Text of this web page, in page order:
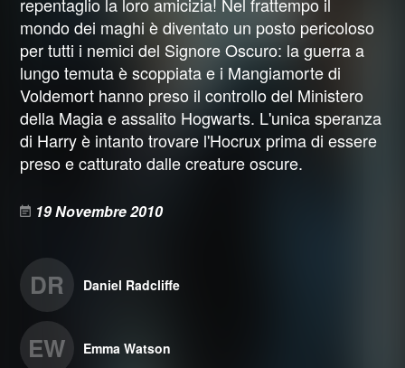
repentaglio la loro amicizia! Nel frattempo il
mondo dei maghi è diventato un posto pericoloso
per tutti i nemici del Signore Oscuro: la guerra a
lungo temuta è scoppiata e i Mangiamorte di
Voldemort hanno preso il controllo del Ministero
della Magia e assalito Hogwarts. L'unica speranza
di Harry è intanto trovare l'Hocrux prima di essere
preso e catturato dalle creature oscure.
19 Novembre 2010
DR Daniel Radcliffe
EW Emma Watson